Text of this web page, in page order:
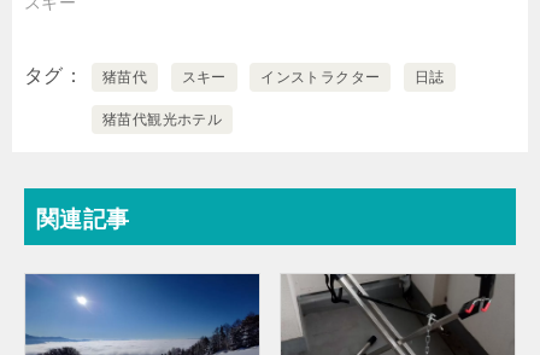
タグ 猪苗代 スキー インストラクター 日誌
猪苗代観光ホテル
関連記事